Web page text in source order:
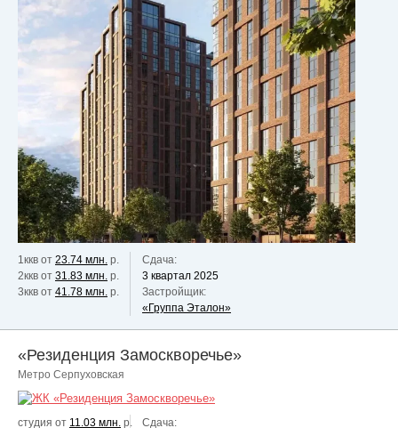
1ккв от 23.74 млн. р.
2ккв от 31.83 млн. р.
3ккв от 41.78 млн. р.
Сдача:
3 квартал 2025
Застройщик:
«Группа Эталон»
«Резиденция Замоскворечье»
Метро Серпуховская
студия от 11.03 млн. р.
Сдача: